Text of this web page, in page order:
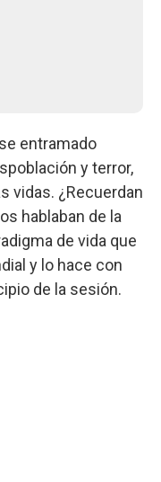
entramado
y terror,
vidas. ¿Recuerdan
hablaban de la
de vida que
y lo hace con
de la sesión.